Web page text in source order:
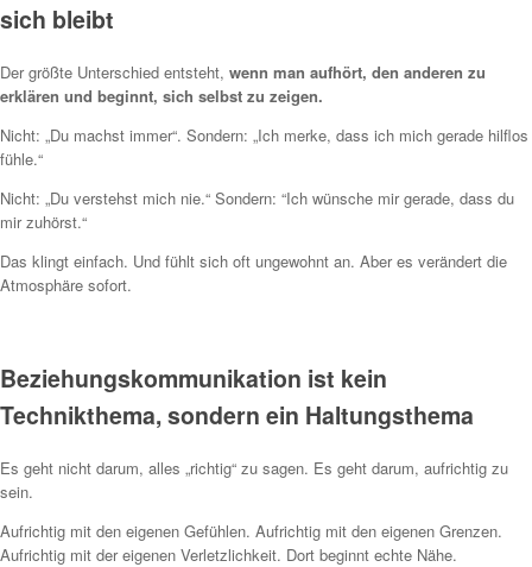
sich bleibt
Der größte Unterschied entsteht, wenn man aufhört, den anderen zu
erklären und beginnt, sich selbst zu zeigen.
Nicht: „Du machst immer“. Sondern: „Ich merke, dass ich mich gerade hilflos
fühle.“
Nicht: „Du verstehst mich nie.“ Sondern: “Ich wünsche mir gerade, dass du
mir zuhörst.“
Das klingt einfach. Und fühlt sich oft ungewohnt an. Aber es verändert die
Atmosphäre sofort.
Beziehungskommunikation ist kein
Technikthema, sondern ein Haltungsthema
Es geht nicht darum, alles „richtig“ zu sagen. Es geht darum, aufrichtig zu
sein.
Aufrichtig mit den eigenen Gefühlen. Aufrichtig mit den eigenen Grenzen.
Aufrichtig mit der eigenen Verletzlichkeit. Dort beginnt echte Nähe.